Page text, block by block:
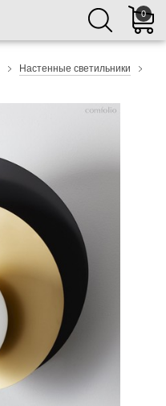
0
Настенные светильники